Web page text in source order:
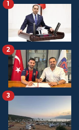
1
2
3